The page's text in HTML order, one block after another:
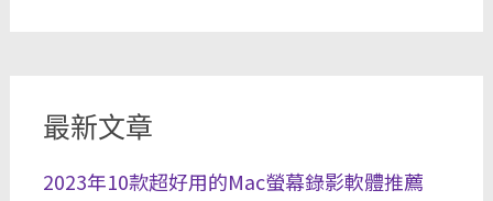
最新文章
2023年10款超好用的Mac螢幕錄影軟體推薦